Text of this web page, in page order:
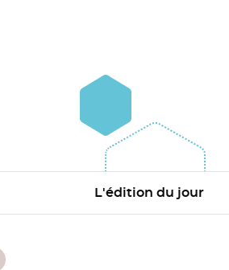
L'édition du jour